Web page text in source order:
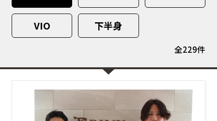
VIO 下半身
全229件